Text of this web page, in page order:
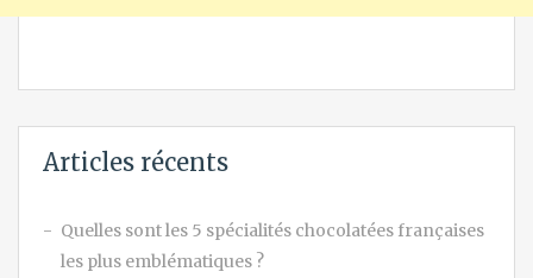
Articles récents
Quelles sont les 5 spécialités chocolatées françaises
les plus emblématiques ?